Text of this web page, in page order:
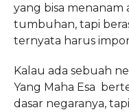
yang bisa
tumbuhan, tapi
ternyata harus
Kalau ada sebuah
Yang Maha Esa
dasar negaranya,